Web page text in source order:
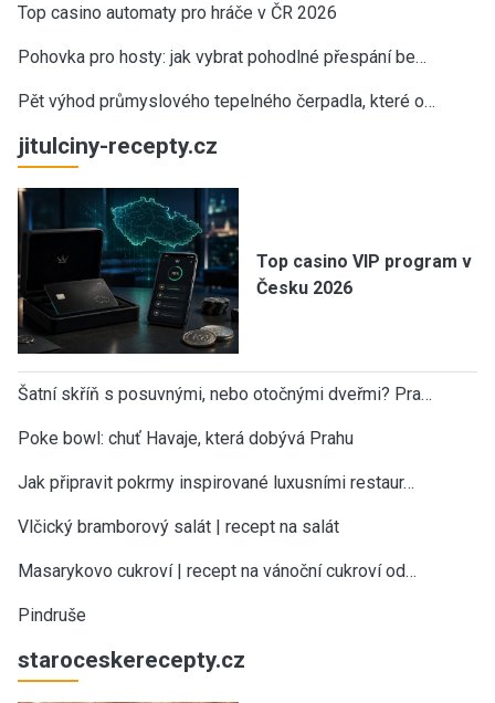
Top casino automaty pro hráče v ČR 2026
Pohovka pro hosty: jak vybrat pohodlné přespání be…
Pět výhod průmyslového tepelného čerpadla, které o…
jitulciny-recepty.cz
Top casino VIP program v
Česku 2026
Šatní skříň s posuvnými, nebo otočnými dveřmi? Pra…
Poke bowl: chuť Havaje, která dobývá Prahu
Jak připravit pokrmy inspirované luxusními restaur…
Vlčický bramborový salát | recept na salát
Masarykovo cukroví | recept na vánoční cukroví od…
Pindruše
staroceskerecepty.cz